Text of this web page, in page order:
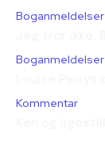
Boganmeldelser
Boganmeldelser
Kommentar